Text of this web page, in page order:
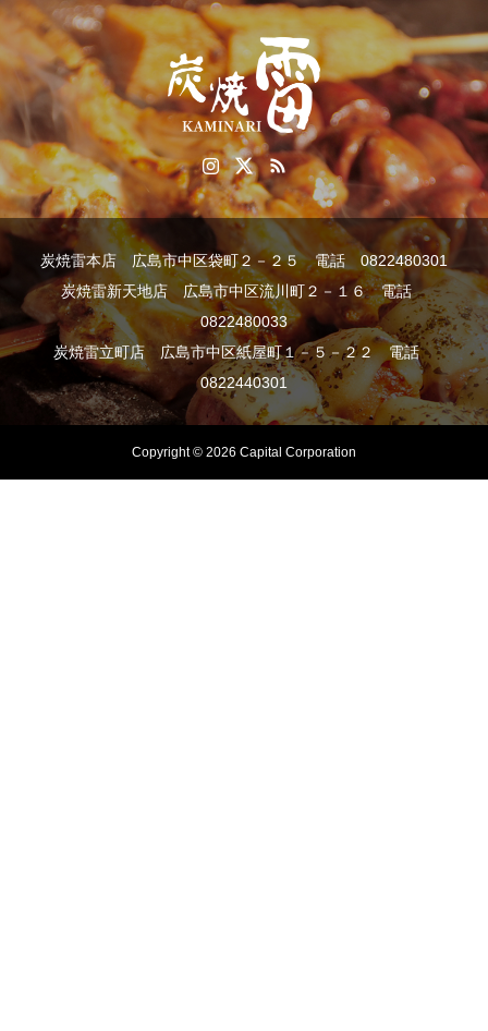
炭焼雷本店 広島市中区袋町２－２５ 電話 0822480301
炭焼雷新天地店 広島市中区流川町２－１６ 電話
0822480033
炭焼雷立町店 広島市中区紙屋町１－５－２２ 電話
0822440301
Copyright © 2026 Capital Corporation